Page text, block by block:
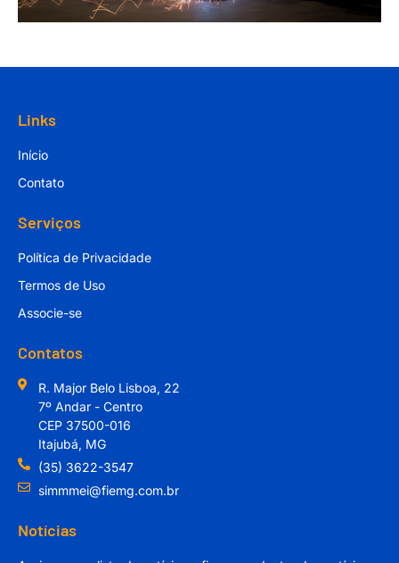
Links
Início
Contato
Serviços
Política de Privacidade
Termos de Uso
Associe-se
Contatos
R. Major Belo Lisboa, 22
7º Andar - Centro
CEP 37500-016
Itajubá, MG
(35) 3622-3547
simmmei@fiemg.com.br
Notícias